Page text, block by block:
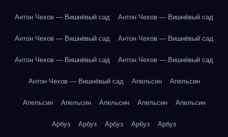
Антон Чехов — Вишнёвый сад Антон Чехов — Вишнёвый сад
Антон Чехов — Вишнёвый сад Антон Чехов — Вишнёвый сад
Антон Чехов — Вишнёвый сад Антон Чехов — Вишнёвый сад
Антон Чехов — Вишнёвый сад Апельсин Апельсин
Апельсин Апельсин Апельсин Апельсин Апельсин
Арбуз Арбуз Арбуз Арбуз Арбуз